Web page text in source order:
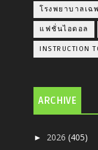
โรงพยาบาลเฉ
แฟชั่นไอดอล
INSTRUCTION
ARCHIVE
► 2026(405)